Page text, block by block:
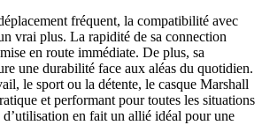
fréquent, la compatibilité avec
vrai plus. La rapidité de sa connection
en route immédiate. De plus, sa
une durabilité face aux aléas du quotidien.
le sport ou la détente, le casque Marshall
et performant pour toutes les situations
en fait un allié idéal pour une